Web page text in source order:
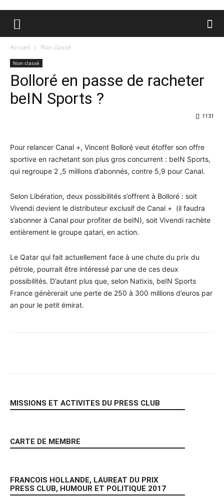
Accueil Non classé
Non classé
Bolloré en passe de racheter
beIN Sports ?
1131
Pour relancer Canal +, Vincent Bolloré veut étoffer son offre
sportive en rachetant son plus gros concurrent : beIN Sports,
qui regroupe 2 ,5 millions d’abonnés, contre 5,9 pour Canal.
Selon Libération, deux possibilités s’offrent à Bolloré : soit
Vivendi devient le distributeur exclusif de Canal + (il faudra
s’abonner à Canal pour profiter de beIN), soit Vivendi rachète
entièrement le groupe qatari, en action.
Le Qatar qui fait actuellement face à une chute du prix du
pétrole, pourrait être intéressé par une de ces deux
possibilités. D’autant plus que, selon Natixis, beIN Sports
France génèrerait une perte de 250 à 300 millions d’euros par
an pour le petit émirat.
MISSIONS ET ACTIVITES DU PRESS CLUB
CARTE DE MEMBRE
FRANCOIS HOLLANDE, LAUREAT DU PRIX
PRESS CLUB, HUMOUR ET POLITIQUE 2017